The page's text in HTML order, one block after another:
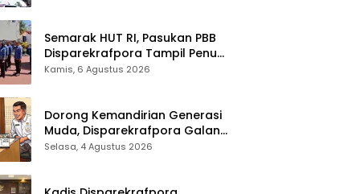
Semarak HUT RI, Pasukan PBB
Disparekrafpora Tampil Penuh
Semangat
Kamis, 6 Agustus 2026
Dorong Kemandirian Generasi
Muda, Disparekrafpora Galang
Dukungan Penuh Para Aleg
Selasa, 4 Agustus 2026